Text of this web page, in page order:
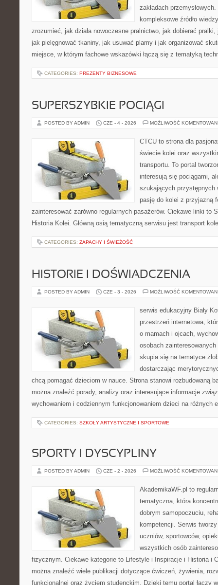
zakładach
kompleksowe źródło
zrozumieć, jak działa nowoczesne pralnictwo, jak dobierać
jak pielęgnować tkaniny, jak usuwać plamy i jak organizować
miejsce, w którym fachowe wskazówki łączą się z tematyką
CATEGORIES: PREZENTY BIZNESOWE
SUPERSZYBKIE POCIĄGI
POSTED BY ADMIN CZE - 4 - 2026 MOŻLIWOŚĆ
CTCU to strona dla
świecie kolei oraz
transportu. To portal
interesują się pociągami,
szukających przystępnych
pasję do kolei z przyjazną
zainteresować zarówno regularnych pasażerów. Ciekawe linki to
Historia Kolei. Główną osią tematyczną serwisu jest transport
CATEGORIES: ZAPACHY I ŚWIEŻOŚĆ
HISTORIE I DOŚWIADCZENIA
POSTED BY ADMIN CZE - 3 - 2026 MOŻLIWOŚĆ
serwis edukacyjny Biały
przestrzeń internetowa,
o mamach i ojcach,
osobach
skupia się na tematyce
dostarczając
chcą pomagać dzieciom w nauce. Strona stanowi rozbudowaną
można znaleźć porady, analizy oraz interesujące informacje
wychowaniem i codziennym funkcjonowaniem dzieci na różnych
CATEGORIES: SZKOŁY ARTYSTYCZNE I SPORTOWE
SPORTY I DYSCYPLINY
POSTED BY ADMIN CZE - 2 - 2026 MOŻLIWOŚĆ
AkademikaWF.pl to
tematyczna, która
dobrym samopoczuciu,
kompetencji. Serwis
uczniów, sportowców,
wszystkich osób
fizycznym. Ciekawe kategorie to Lifestyle i Inspiracje i Historia i
można znaleźć wiele publikacji dotyczące ćwiczeń, żywienia,
funkcjonalnej oraz życiem studenckim. Dzięki temu portal łączy